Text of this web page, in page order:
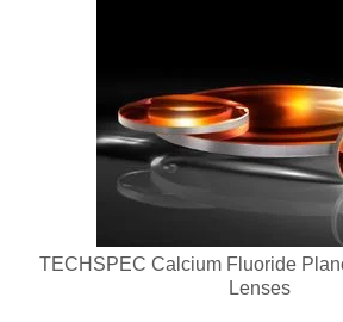
Components
and Detection
and Detection
and Production
TECHSPEC Calcium Fluoride
Lenses